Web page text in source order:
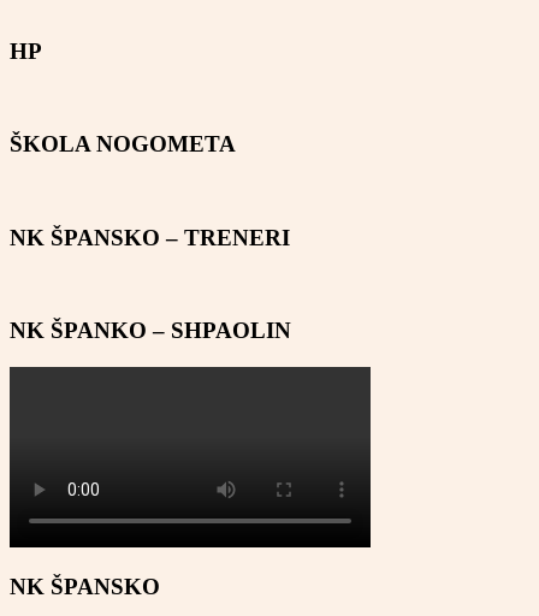
HP
ŠKOLA NOGOMETA
NK ŠPANSKO – TRENERI
NK ŠPANKO – SHPAOLIN
NK ŠPANSKO